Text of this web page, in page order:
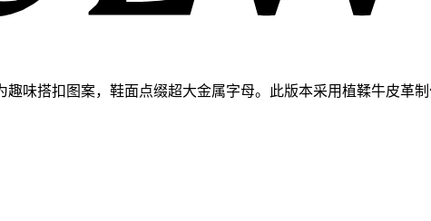
趣味搭扣图案，鞋面点缀超大金属字母。此版本采用植鞣牛皮革